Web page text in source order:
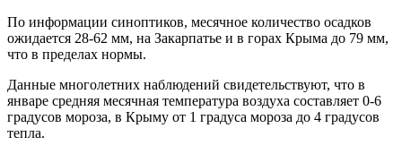
По информации синоптиков, месячное количество осадков
ожидается 28-62 мм, на Закарпатье и в горах Крыма до 79 мм,
что в пределах нормы.
Данные многолетних наблюдений свидетельствуют, что в
январе средняя месячная температура воздуха составляет 0-6
градусов мороза, в Крыму от 1 градуса мороза до 4 градусов
тепла.